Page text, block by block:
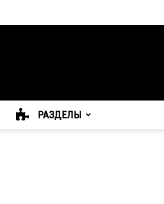
РАЗДЕЛЫ